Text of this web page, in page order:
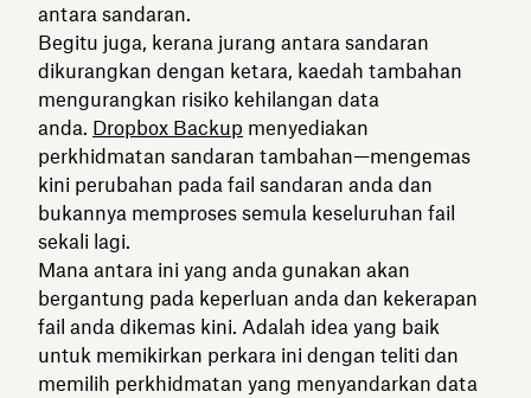
antara sandaran.
Begitu juga, kerana jurang antara sandaran
dikurangkan dengan ketara, kaedah tambahan
mengurangkan risiko kehilangan data
anda. Dropbox Backup menyediakan
perkhidmatan sandaran tambahan—mengemas
kini perubahan pada fail sandaran anda dan
bukannya memproses semula keseluruhan fail
sekali lagi.
Mana antara ini yang anda gunakan akan
bergantung pada keperluan anda dan kekerapan
fail anda dikemas kini. Adalah idea yang baik
untuk memikirkan perkara ini dengan teliti dan
memilih perkhidmatan yang menyandarkan data